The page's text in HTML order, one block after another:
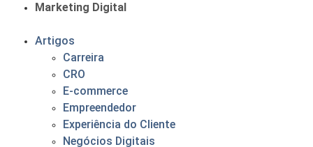
Marketing Digital
Artigos
Carreira
CRO
E-commerce
Empreendedor
Experiência do Cliente
Negócios Digitais